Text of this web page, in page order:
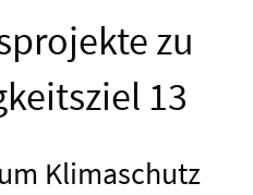
zu
13
Klimaschutz